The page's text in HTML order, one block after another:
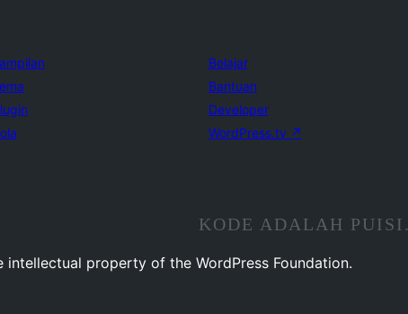
Belajar
Bantuan
Developer
WordPress.tv ↗
KODE ADALAH PUISI.
intellectual property of the WordPress Foundation.